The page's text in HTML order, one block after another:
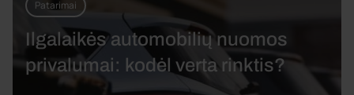
Patarimai
Ilgalaikės automobilių nuomos
privalumai: kodėl verta rinktis?